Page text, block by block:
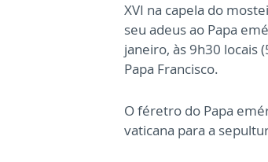
XVI na capela do
seu adeus ao Papa
janeiro, às 9h30 locais
Papa Francisco.
O féretro do Papa
vaticana para a